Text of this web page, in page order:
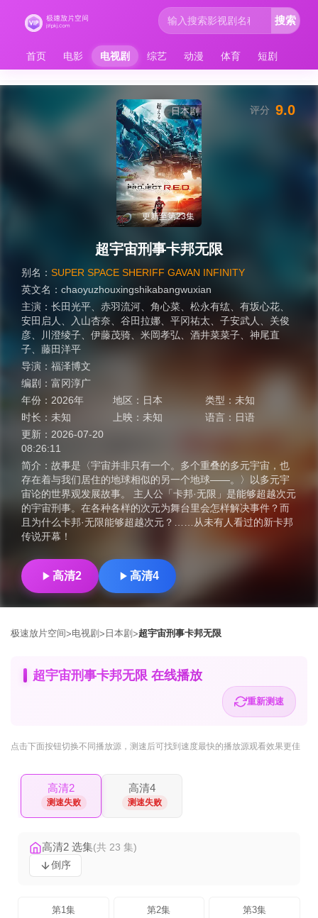
首页 电影 电视剧 综艺 动漫 体育 短剧
搜索
日本剧
更新至第23集
超宇宙刑事卡邦无限
别名： SUPER SPACE SHERIFF GAVAN INFINITY
英文名： chaoyuzhouxingshikabangwuxian
主演： 长田光平 赤羽流河 角心菜 松永有纮 有坂心花
安田启人
入山杏奈 谷田拉娜 平冈祐太 子安武人
关俊
彦
川澄绫子 伊藤茂骑 米岡孝弘 酒井菜菜子
神尾直
子
藤田洋平
导演： 福泽博文
编剧： 富冈淳广
年份： 2026年 地区： 日本 类型： 未知
时长： 未知 上映： 未知 语言： 日语
更新： 2026-07-20
08:26:11
简介： 故事是〈宇宙并非只有一个。多个重叠的多元宇宙，也
存在着与我们居住的地球相似的另一个地球――。〉以多元宇
宙论的世界观发展故事。 主人公「卡邦·无限」是能够超越次元
的宇宙刑事。在各种各样的次元为舞台里会怎样解决事件？而
且为什么卡邦·无限能够超越次元？……从未有人看过的新卡邦
传说开幕！
评分 9.0
高清2 高清4
极速放片空间>电视剧 > 日本剧 >超宇宙刑事卡邦无限
超宇宙刑事卡邦无限 在线播放
重新测速
点击下面按钮切换不同播放源 ，测速后可找到速度最快的播放源观看效果更佳
高清2
测速失败
高清4
测速失败
高清2 选集(共 23 集)
倒序
第1集 第2集 第3集